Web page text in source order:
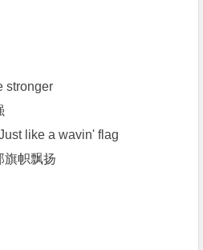
stronger
like a wavin' flag
旗帜飘扬